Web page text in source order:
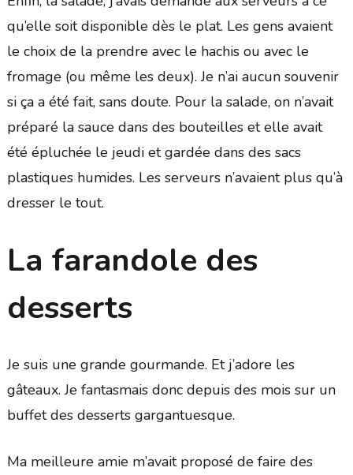
qu’elle soit disponible dès le plat. Les gens avaient
le choix de la prendre avec le hachis ou avec le
fromage (ou même les deux). Je n’ai aucun souvenir
si ça a été fait, sans doute. Pour la salade, on n’avait
préparé la sauce dans des bouteilles et elle avait
été épluchée le jeudi et gardée dans des sacs
plastiques humides. Les serveurs n’avaient plus qu’à
dresser le tout.
La farandole des
desserts
Je suis une grande gourmande. Et j’adore les
gâteaux. Je fantasmais donc depuis des mois sur un
buffet des desserts gargantuesque.
Ma meilleure amie m’avait proposé de faire des